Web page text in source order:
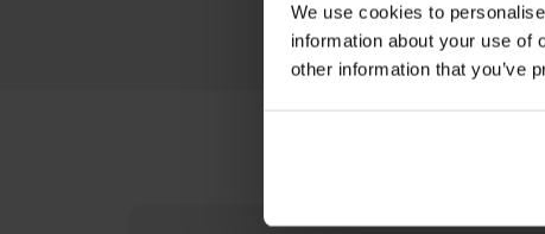
We use cookies to
information about your use of
other information that you’ve